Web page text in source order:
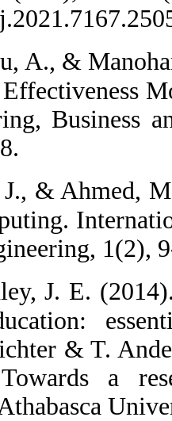
10.22061/
11.  Bindhu,
E-Learning
of Engineering,
15 (1), 83-88.
12.  Bora, J.,
Cloud
Modern
13.  Brindley,
distance
Zawacki-
education.
Edmonton: